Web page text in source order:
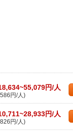
円/人
円/人)
円/人
円/人)